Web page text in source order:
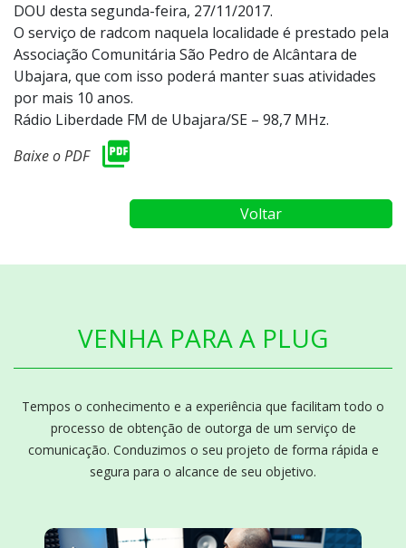
DOU desta segunda-feira, 27/11/2017.
O serviço de radcom naquela localidade é prestado pela
Associação Comunitária São Pedro de Alcântara de
Ubajara, que com isso poderá manter suas atividades
por mais 10 anos.
Rádio Liberdade FM de Ubajara/SE – 98,7 MHz.
Baixe o PDF
Voltar
VENHA PARA A PLUG
Tempos o conhecimento e a experiência que facilitam todo o
processo de obtenção de outorga de um serviço de
comunicação. Conduzimos o seu projeto de forma rápida e
segura para o alcance de seu objetivo.